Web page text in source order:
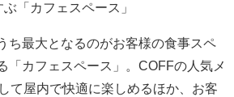
「カフェスペース」
ち最大となるのがお客様の食事スペ
「カフェスペース」。COFFの人気メ
て屋内で快適に楽しめるほか、お客